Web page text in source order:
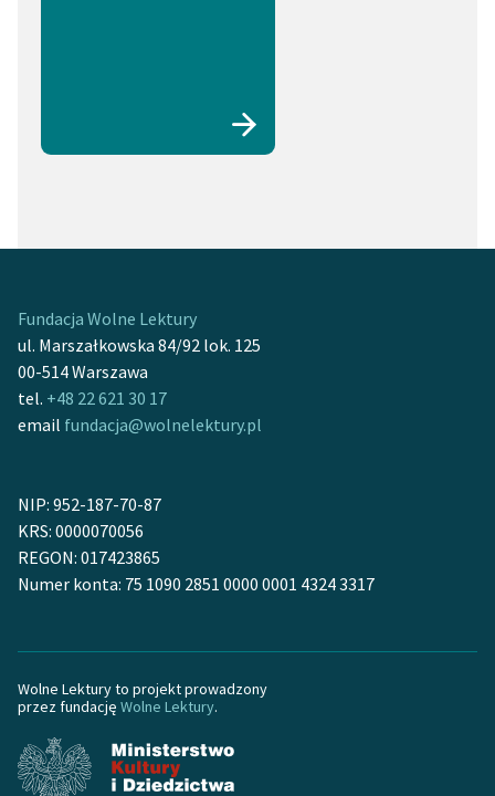
Fundacja Wolne Lektury
ul. Marszałkowska 84/92 lok. 125
00-514 Warszawa
tel. +48 22 621 30 17
email fundacja@wolnelektury.pl
NIP: 952-187-70-87
KRS: 0000070056
REGON: 017423865
Numer konta: 75 1090 2851 0000 0001 4324 3317
Wolne Lektury to projekt prowadzony
przez fundację Wolne Lektury.